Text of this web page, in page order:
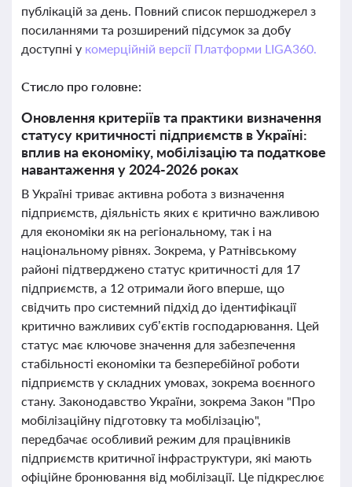
публікацій за день. Повний список першоджерел з
посиланнями та розширений підсумок за добу
доступні у комерційній версії Платформи LIGA360.
Стисло про головне:
Оновлення критеріїв та практики визначення
статусу критичності підприємств в Україні:
вплив на економіку, мобілізацію та податкове
навантаження у 2024-2026 роках
В Україні триває активна робота з визначення
підприємств, діяльність яких є критично важливою
для економіки як на регіональному, так і на
національному рівнях. Зокрема, у Ратнівському
районі підтверджено статус критичності для 17
підприємств, а 12 отримали його вперше, що
свідчить про системний підхід до ідентифікації
критично важливих суб’єктів господарювання. Цей
статус має ключове значення для забезпечення
стабільності економіки та безперебійної роботи
підприємств у складних умовах, зокрема воєнного
стану. Законодавство України, зокрема Закон "Про
мобілізаційну підготовку та мобілізацію",
передбачає особливий режим для працівників
підприємств критичної інфраструктури, які мають
офіційне бронювання від мобілізації. Це підкреслює